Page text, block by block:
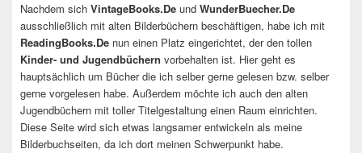
Nachdem sich VintageBooks.De und WunderBuecher.De
ausschließlich mit alten Bilderbüchern beschäftigen, habe ich mit
ReadingBooks.De nun einen Platz eingerichtet, der den tollen
Kinder- und Jugendbüchern vorbehalten ist. Hier geht es
hauptsächlich um Bücher die ich selber gerne gelesen bzw. selber
gerne vorgelesen habe. Außerdem möchte ich auch den alten
Jugendbüchern mit toller Titelgestaltung einen Raum einrichten.
Diese Seite wird sich etwas langsamer entwickeln als meine
Bilderbuchseiten, da ich dort meinen Schwerpunkt habe.